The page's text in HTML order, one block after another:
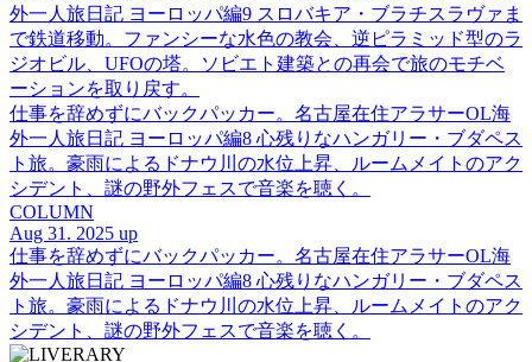
外一人旅日記 ヨーロッパ編9 スロバキア・ブラチスラヴァま
で鉄道移動。ファンシーな水色の教会、逆ピラミッド型のラ
ジオビル、UFOの塔。ソビエト建築との再会で旅のモチベ
ーションを取り戻す。
仕事を辞めずにバックパッカー。名古屋在住アラサーOL海
外一人旅日記 ヨーロッパ編8 心残りなハンガリー・ブダペス
ト旅。豪雨によるドナウ川の水位上昇、ルームメイトのアク
シデント、謎の野外フェスで音楽を聴く。
COLUMN
Aug 31. 2025 up
仕事を辞めずにバックパッカー。名古屋在住アラサーOL海
外一人旅日記 ヨーロッパ編8 心残りなハンガリー・ブダペス
ト旅。豪雨によるドナウ川の水位上昇、ルームメイトのアク
シデント、謎の野外フェスで音楽を聴く。